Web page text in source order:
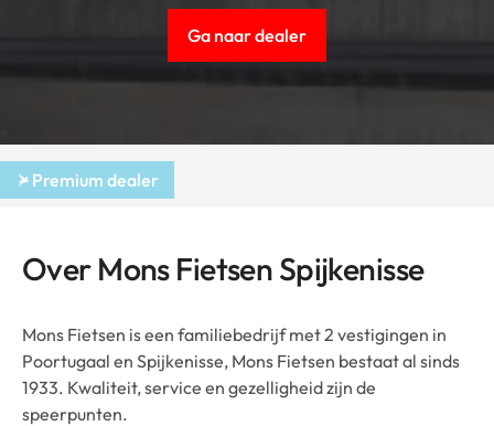
Ga naar dealer
Premium dealer
Over Mons Fietsen Spijkenisse
Mons Fietsen is een familiebedrijf met 2 vestigingen in
Poortugaal en Spijkenisse, Mons Fietsen bestaat al sinds
1933. Kwaliteit, service en gezelligheid zijn de
speerpunten.